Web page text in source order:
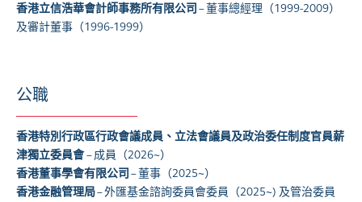
香港立信浩華會計師事務所有限公司 – 董事總經理（1999-2009）
及審計董事（1996-1999）
公職
香港特別行政區行政會議成員、立法會議員及政治委任制度官員薪
津獨立委員會– 成員（2026~）
香港董事學會有限公司 – 董事（2025~）
香港金融管理局– 外匯基金諮詢委員會委員（2025~) 及管治委員